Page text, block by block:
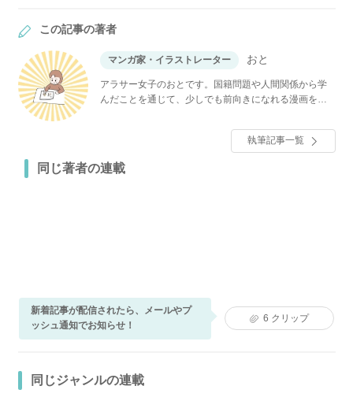
この記事の著者
マンガ家・イラストレーター おと
アラサー女子のおとです。国籍問題や人間関係から学
んだことを通じて、少しでも前向きになれる漫画を描
執筆記事一覧
同じ著者の連載
新着記事が配信されたら、メールやプ
ッシュ通知でお知らせ！
6 クリップ
同じジャンルの連載